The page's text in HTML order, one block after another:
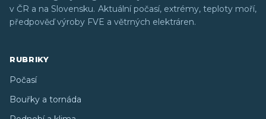
v ČR a na Slovensku. Aktuální počasí, extrémy, teploty moří,
předpověď výroby FVE a větrných elektráren.
RUBRIKY
Počasí
Bouřky a tornáda